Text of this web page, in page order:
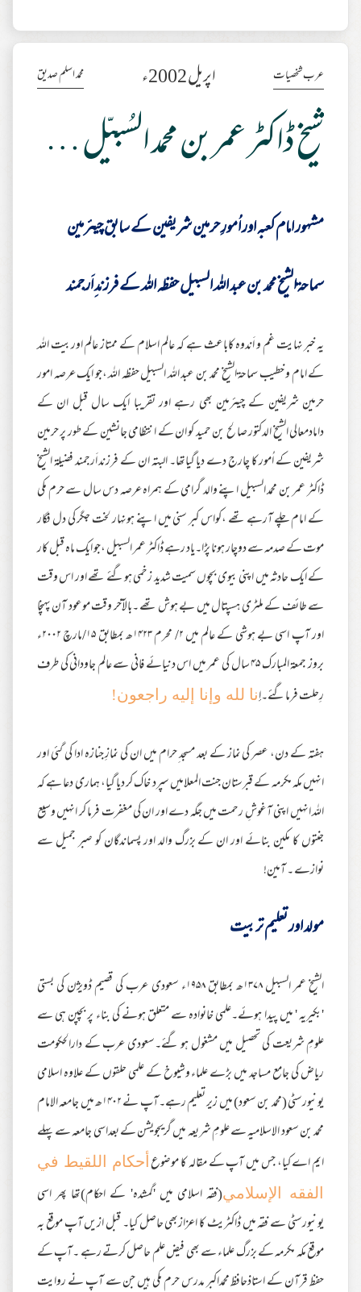
عرب شخصیات اپریل 2002ء محمد اسلم صدیق
شیخ ڈاکٹر عمربن محمد السُبیّل کا سانحہٴ ارتحال
مشہور امام کعبہ اور اُمورِ حرمین شریفین کے سابق چیئرمین
سماحة الشیخ محمد بن عبد اللہ السبیل حفظہ اللہ کے فرزند ِاَرجمند
یہ خبر نہایت غم و اَندوہ کاباعث ہے کہ عالم اسلام کے ممتاز عالم اوربیت اللہ
کے امام و خطیب سماحة الشیخ محمد بن عبد اللہ السبیل حفظہ اللہ ،جو ایک عرصہ امور
حرمین شریفین کے چیئرمین بھی رہے اور تقریبا ایک سال قبل ان کے
دامادمعالی الشیخ الدکتور صالح بن حمید کو ان کے انتظامی جانشین کے طور پر حرمین
شریفین کے اُمور کا چارج دے دیا گیاتھا۔ البتہ ان کے فرزند اَرجمند فضیلة الشیخ
ڈاکٹر عمر بن محمد السبیل اپنے والد گرامی کے ہمراہ عرصہ دس سال سے حرم مکی
کے امام چلے آرہے تھے ،کواس کبر سنی میں اپنے ہونہار لخت جگر کی دل فگار
موت کے صدمہ سے دوچار ہونا پڑا۔یاد رہے ڈاکٹر عمر السبیل ،جو ایک ماہ قبل کار
کے ایک حادثہ میں اپنی بیوی بچوں سمیت شدید زخمی ہوگئے تھے اور اس وقت
سے طائف کے ملٹری ہسپتال میں بے ہوش تھے ۔بالآخر وقت موعود آن پہنچا
اور آپ اسی بے ہوشی کے عالم میں ۲/ محرم ۱۴۲۳ھ بمطابق ۱۵/مارچ ۲۰۰۲ء
بروز جمعة المبارک ۴۵ سال کی عمر میں اس دنیائے فانی سے عالم جاودانی کی طرف
رِحلت فرماگئے۔إنا لله وإنا إليه راجعون!
ہفتہ کے دن، عصر کی نماز کے بعد مسجد ِحرام میں ان کی نمازِ جنازہ ادا کی گئی اور
انہیں مکہ مکرمہ کے قبرستان جنت المعلامیں سپرد خاک کر دیا گیا، ہماری دعا ہے کہ
اللہ انہیں اپنی آغوشِ رحمت میں جگہ دے اور ان کی مغفرت فرما کر انہیں وسیع
جنتوں کا مکین بنائے اور ان کے بزرگ والد اور پسماندگان کو صبر جمیل سے
نوازے ۔ آمین!
مولد اور تعلیم تربیت
الشیخ عمر السبیل ۱۳۷۸ھ بمطابق ۱۹۵۸ء سعودی عرب کی قصیم ڈویژن کی بستی
'بکیریہ ' میں پیدا ہوئے۔علمی خانوادہ سے متعلق ہونے کی بناء پر بچپن ہی سے
علومِ شریعت کی تحصیل میں مشغول ہو گئے۔سعودی عرب کے دارالحکومت
ریاض کی جامع مساجد میں بڑے علماء وشیوخ کے علمی حلقوں کے علاوہ اسلامی
یونیورسٹی (محمد بن سعود) میں زیر تعلیم رہے۔آپ نے ۱۴۰۲ھ میں جامعہ الامام
محمد بن سعود الاسلامیہ سے علومِ شریعہ میں گریجویشن کے بعداسی جامعہ سے پہلے
ایم اے کیا، جس میں آپ کے مقالہ کا موضوع أحکام اللقیط في
الفقه الإسلامي(فقہ اسلامی میں 'گمشدہ' کے احکام)تھا پھر اسی
یونیورسٹی سے فقہ میں ڈاکٹریٹ کا اعزازبھی حاصل کیا۔ قبل ازیں آپ موقع بہ
موقع مکہ مکرمہ کے بزرگ علماء سے بھی فیض علم حاصل کرتے رہے ۔آپ کے
حفظ قرآن کے استاذحافظ محمداکبر مدرس حرم مکی ہیں جن سے آپ نے روایت